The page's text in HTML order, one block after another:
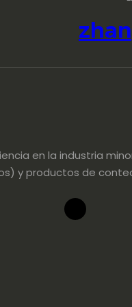
en la industria
y productos de